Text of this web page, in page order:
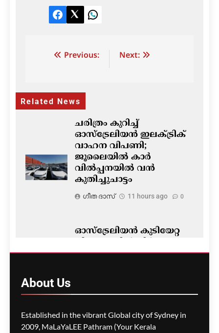
Facebook
TwitterLinkedIn
Post Previous: Next:
Related News
ചരിത്രം കുറിച്ച്
ഓസ്‌ട്രേലിയൻ ഇലക്ട്രിക്
വാഹന വിപണി;
ജൂലൈയിൽ കാർ
വിൽപ്പനയിൽ വൻ
കുതിച്ചുചാട്ടം
ഗീത ദാസ്‌ 11 hours ago 0
ഓസ്‌ട്രേലിയൻ കുടിയേറ്റ
മാറ്റം- ഡയറക്ഷൻ 119′
ഗീത ദാസ്‌ 12 hours ago 0
About Us
Established in the vibrant Global city of Sydney in
2009, MaLaYaLEE Pathram (Your Kerala